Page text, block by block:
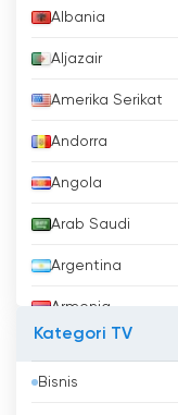
Albania
Aljazair
Amerika Serikat
Andorra
Angola
Arab Saudi
Argentina
Armenia
Australia
Kategori TV
Bisnis